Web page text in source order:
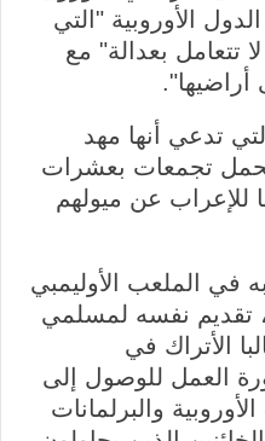
الأوروبية "التي
تتعامل بعدالة" مع
أراضيها".
تدعي أنها مهد
تجمعات بعشرات
للإعراب عن ميولهم
في الملعب الأوليمبي
تقديم نفسه لمسلمي
الأتراك في
العمل للوصول إلى
والبرلمانات